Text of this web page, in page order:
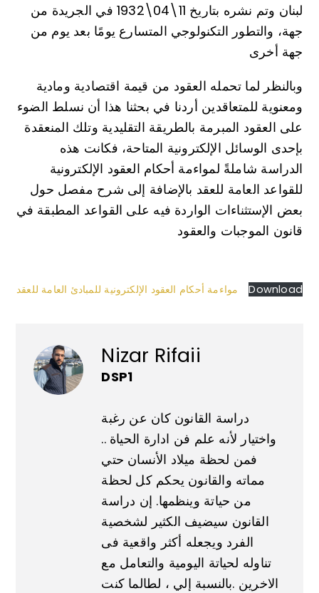
لبنان وتم نشره بتاريخ 11\04\1932 في الجريدة من
جهة، والتطور التكنولوجي المتسارع يومًا بعد يوم من
جهة أخرى
وبالنظر لما تحمله العقود من قيمة اقتصادية ومادية
ومعنوية للمتعاقدين أردنا في بحثنا هذا أن نسلط الضوء
على العقود المبرمة بالطريقة التقليدية وتلك المنعقدة
بإحدى الوسائل الإلكترونية المتاحة، فكانت هذه
الدراسة شاملةً لمواءمة أحكام العقود الإلكترونية
للقواعد العامة للعقد بالإضافة إلى شرح مفصل حول
بعض الإستثناءات الواردة فيه على القواعد المطبقة في
قانون الموجبات والعقود
Download
Nizar Rifaii
DSP1
دراسة القانون كان عن رغبة
واختيار لأنه علم فن ادارة الحياة ..
فمن لحظة ميلاد الأنسان حتي
مماته والقانون يحكم كل لحظة
من حياتة وينظمها. إن دراسة
القانون سيضيف الكثير لشخصية
الفرد ويجعله أكثر واقعية فى
تناوله لحياتة اليومية والتعامل مع
الاخرين .بالنسبة إلي ، لطالما كنت